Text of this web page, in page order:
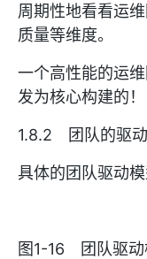
周期性地看看运
质量等维度。
一个高性能的运
发为核心构建的！
1.8.2 团队的驱
具体的团队驱动模
图1-16 团队驱动